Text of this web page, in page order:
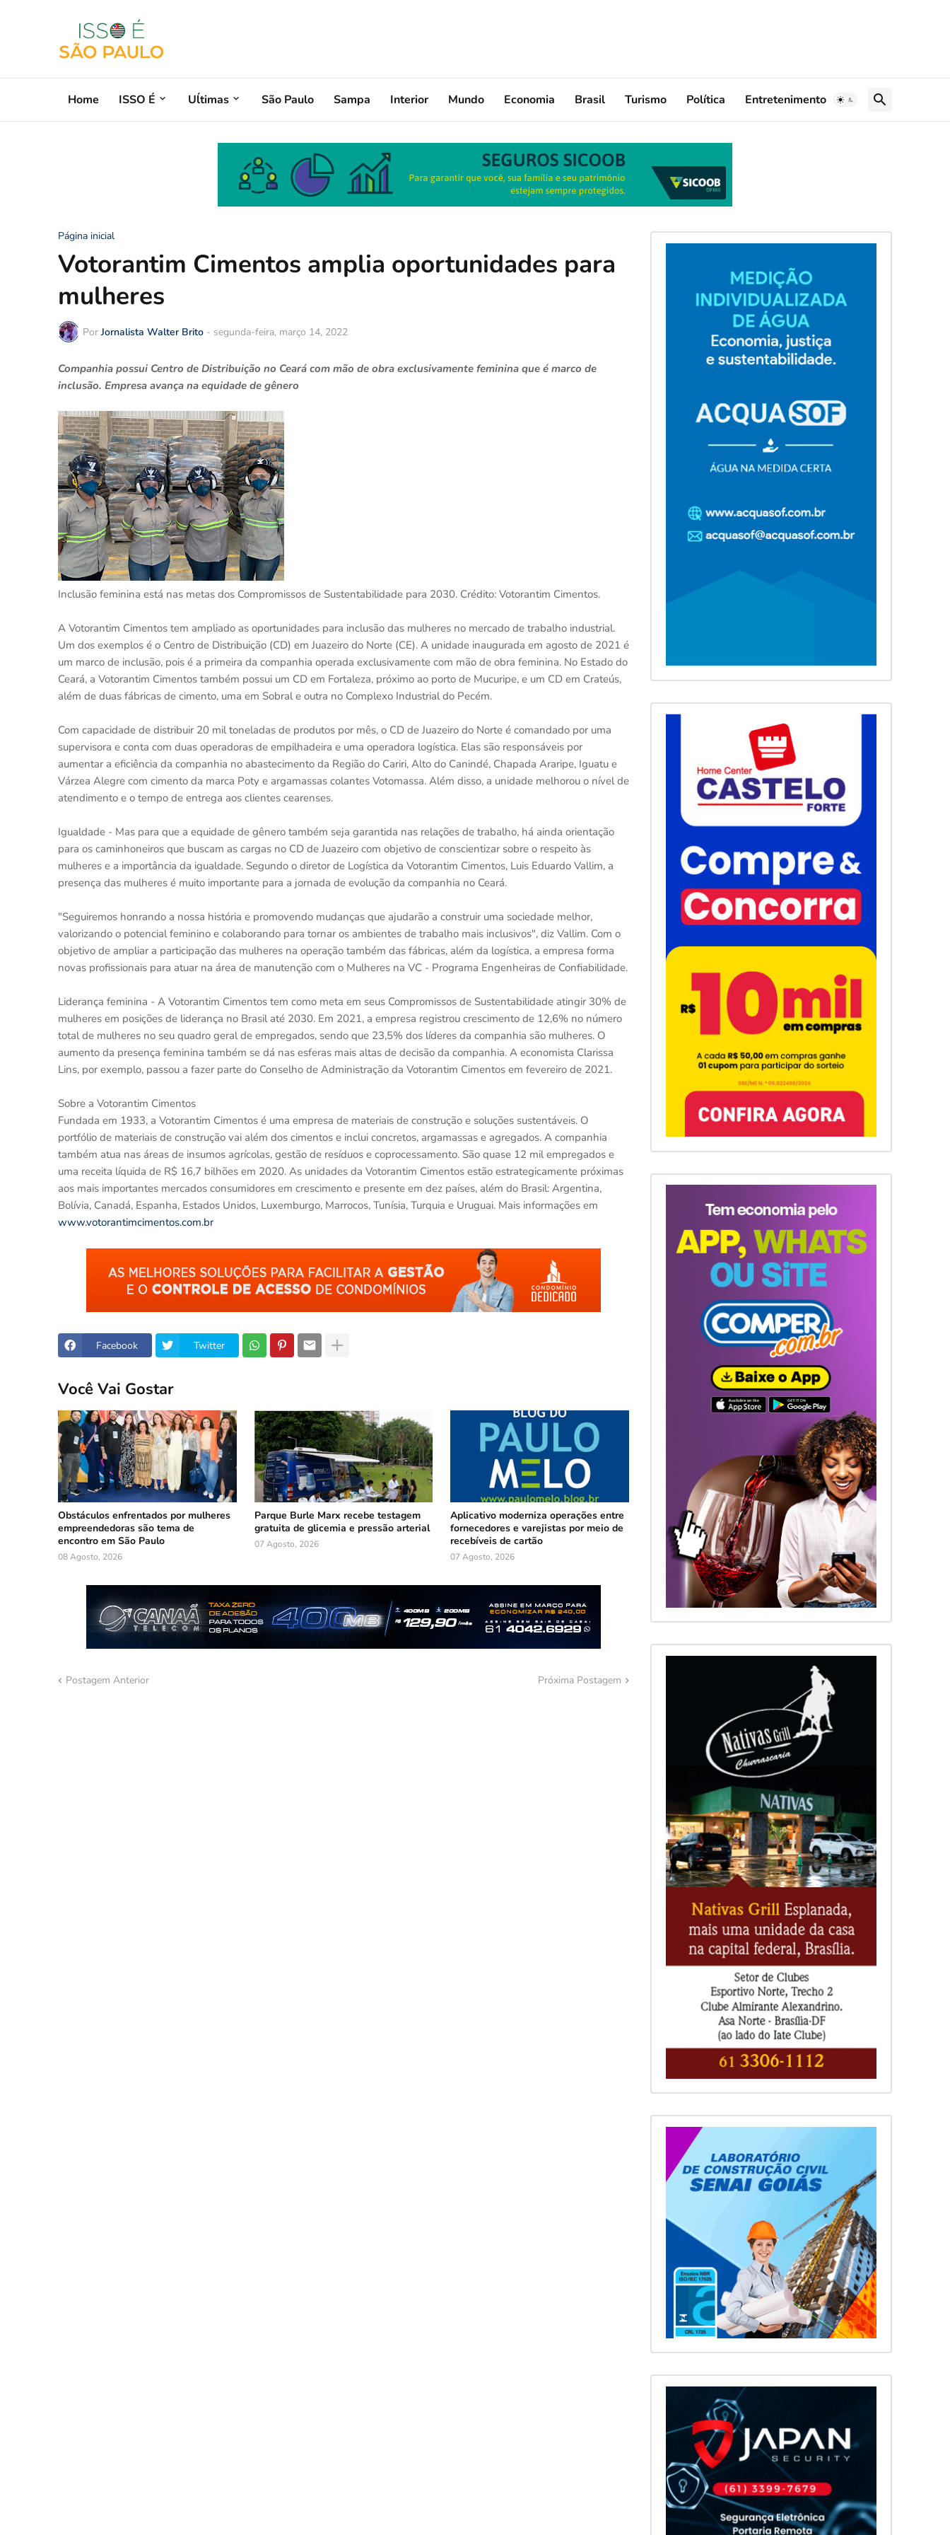
Home ISSO É Uĺtimas São Paulo Sampa Interior Mundo Economia Brasil Turismo Política Entretenimento
Página inicial
Votorantim Cimentos amplia oportunidades para
mulheres
Por Jornalista Walter Brito - segunda-feira, março 14, 2022
Companhia possui Centro de Distribuição no Ceará com mão de obra exclusivamente feminina que é marco de
inclusão. Empresa avança na equidade de gênero
Inclusão feminina está nas metas dos Compromissos de Sustentabilidade para 2030. Crédito: Votorantim Cimentos.
A Votorantim Cimentos tem ampliado as oportunidades para inclusão das mulheres no mercado de trabalho industrial.
Um dos exemplos é o Centro de Distribuição (CD) em Juazeiro do Norte (CE). A unidade inaugurada em agosto de 2021 é
um marco de inclusão, pois é a primeira da companhia operada exclusivamente com mão de obra feminina. No Estado do
Ceará, a Votorantim Cimentos também possui um CD em Fortaleza, próximo ao porto de Mucuripe, e um CD em Crateús,
além de duas fábricas de cimento, uma em Sobral e outra no Complexo Industrial do Pecém.
Com capacidade de distribuir 20 mil toneladas de produtos por mês, o CD de Juazeiro do Norte é comandado por uma
supervisora e conta com duas operadoras de empilhadeira e uma operadora logística. Elas são responsáveis por
aumentar a eficiência da companhia no abastecimento da Região do Cariri, Alto do Canindé, Chapada Araripe, Iguatu e
Várzea Alegre com cimento da marca Poty e argamassas colantes Votomassa. Além disso, a unidade melhorou o nível de
atendimento e o tempo de entrega aos clientes cearenses.
Igualdade - Mas para que a equidade de gênero também seja garantida nas relações de trabalho, há ainda orientação
para os caminhoneiros que buscam as cargas no CD de Juazeiro com objetivo de conscientizar sobre o respeito às
mulheres e a importância da igualdade. Segundo o diretor de Logística da Votorantim Cimentos, Luis Eduardo Vallim, a
presença das mulheres é muito importante para a jornada de evolução da companhia no Ceará.
"Seguiremos honrando a nossa história e promovendo mudanças que ajudarão a construir uma sociedade melhor,
valorizando o potencial feminino e colaborando para tornar os ambientes de trabalho mais inclusivos", diz Vallim. Com o
objetivo de ampliar a participação das mulheres na operação também das fábricas, além da logística, a empresa forma
novas profissionais para atuar na área de manutenção com o Mulheres na VC - Programa Engenheiras de Confiabilidade.
Liderança feminina - A Votorantim Cimentos tem como meta em seus Compromissos de Sustentabilidade atingir 30% de
mulheres em posições de liderança no Brasil até 2030. Em 2021, a empresa registrou crescimento de 12,6% no número
total de mulheres no seu quadro geral de empregados, sendo que 23,5% dos líderes da companhia são mulheres. O
aumento da presença feminina também se dá nas esferas mais altas de decisão da companhia. A economista Clarissa
Lins, por exemplo, passou a fazer parte do Conselho de Administração da Votorantim Cimentos em fevereiro de 2021.
Sobre a Votorantim Cimentos
Fundada em 1933, a Votorantim Cimentos é uma empresa de materiais de construção e soluções sustentáveis. O
portfólio de materiais de construção vai além dos cimentos e inclui concretos, argamassas e agregados. A companhia
também atua nas áreas de insumos agrícolas, gestão de resíduos e coprocessamento. São quase 12 mil empregados e
uma receita líquida de R$ 16,7 bilhões em 2020. As unidades da Votorantim Cimentos estão estrategicamente próximas
aos mais importantes mercados consumidores em crescimento e presente em dez países, além do Brasil: Argentina,
Bolívia, Canadá, Espanha, Estados Unidos, Luxemburgo, Marrocos, Tunísia, Turquia e Uruguai. Mais informações em
www.votorantimcimentos.com.br
Facebook Twitter
Você Vai Gostar
Obstáculos enfrentados por mulheres
empreendedoras são tema de
encontro em São Paulo
08 Agosto, 2026
Parque Burle Marx recebe testagem
gratuita de glicemia e pressão arterial
07 Agosto, 2026
Aplicativo moderniza operações entre
fornecedores e varejistas por meio de
recebíveis de cartão
07 Agosto, 2026
Postagem Anterior Próxima Postagem